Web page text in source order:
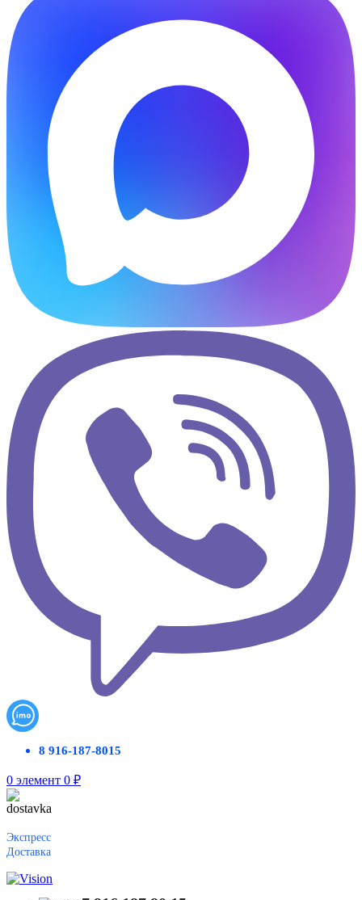
8 916-187-8015
0 элемент 0 ₽
Экспресс
Доставка